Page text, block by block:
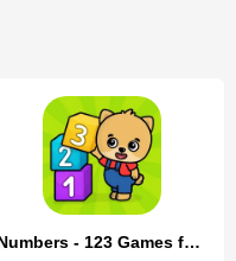
Numbers - 123 Games for Kids